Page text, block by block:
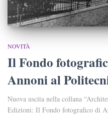
NOVITÀ
Il Fondo
Annoni al
Nuova uscita nella collana
Edizioni: Il Fondo fotografico di